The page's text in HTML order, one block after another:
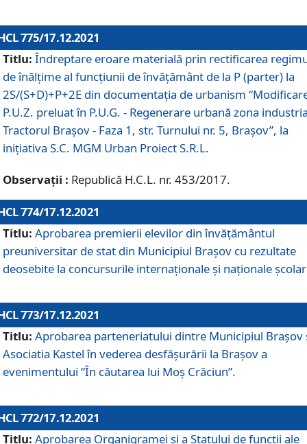
775/17.12.2021
Titlu: Îndreptare eroare materială prin rectificarea
de înălţime al funcţiunii de învăţământ de la P (parter) la
2S/(S+D)+P+2E din documentaţia de urbanism
P.U.Z. preluat în P.U.G. - Regenerare urbană zona
Tractorul Braşov - Faza 1, str. Turnului nr. 5, Braşov”, la
iniţiativa S.C. MGM Urban Proiect S.R.L.
Observații : Republică H.C.L. nr. 453/2017.
774/17.12.2021
Titlu: Aprobarea premierii elevilor din învățământul
preuniversitar de stat din Municipiul Brașov cu rezultate
deosebite la concursurile internaționale și naționale
773/17.12.2021
Titlu: Aprobarea parteneriatului dintre Municipiul Brașov
Asociatia Kastel în vederea desfăşurării la Brașov a
evenimentului “În căutarea lui Moș Crăciun”.
772/17.12.2021
Titlu: Aprobarea Organigramei şi a Statului de funcţii ale